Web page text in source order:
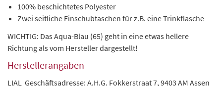
100% beschichtetes Polyester
Zwei seitliche Einschubtaschen für z.B. eine Trinkflasche
WICHTIG: Das Aqua-Blau (65) geht in eine etwas hellere
Richtung als vom Hersteller dargestellt!
Herstellerangaben
LIAL Geschäftsadresse: A.H.G. Fokkerstraat 7, 9403 AM Assen